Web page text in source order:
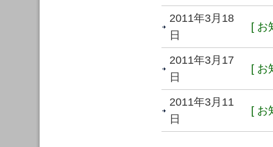
2011年3月18
日
[ お
2011年3月17
日
[ お
2011年3月11
日
[ お